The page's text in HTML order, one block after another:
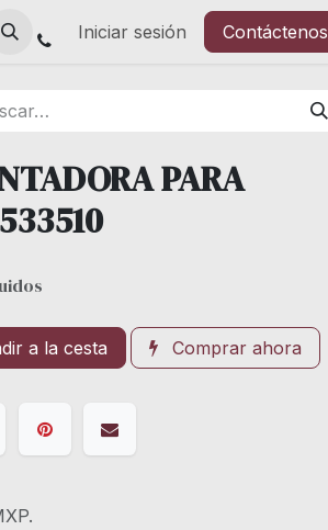
Iniciar sesión Contáctenos
PARA
a la cesta Comprar ahora